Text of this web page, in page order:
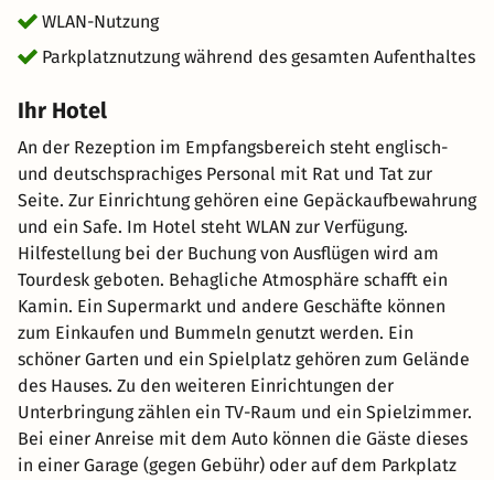
WLAN-Nutzung
Parkplatznutzung während des gesamten Aufenthaltes
Ihr Hotel
An der Rezeption im Empfangsbereich steht englisch-
und deutschsprachiges Personal mit Rat und Tat zur
Seite. Zur Einrichtung gehören eine Gepäckaufbewahrung
und ein Safe. Im Hotel steht WLAN zur Verfügung.
Hilfestellung bei der Buchung von Ausflügen wird am
Tourdesk geboten. Behagliche Atmosphäre schafft ein
Kamin. Ein Supermarkt und andere Geschäfte können
zum Einkaufen und Bummeln genutzt werden. Ein
schöner Garten und ein Spielplatz gehören zum Gelände
des Hauses. Zu den weiteren Einrichtungen der
Unterbringung zählen ein TV-Raum und ein Spielzimmer.
Bei einer Anreise mit dem Auto können die Gäste dieses
in einer Garage (gegen Gebühr) oder auf dem Parkplatz